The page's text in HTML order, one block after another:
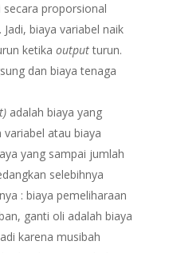
secara proporsional
biaya variabel naik
ketika outputturun.
dan biaya tenaga
adalah biaya yang
atau biaya
yang sampai jumlah
selebihnya
: biaya pemeliharaan
ganti oli adalah biaya
karena musibah